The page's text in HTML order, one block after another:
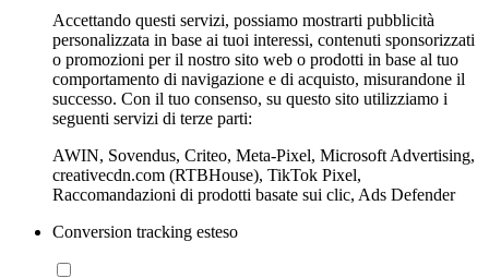
Accettando questi servizi, possiamo mostrarti pubblicità
personalizzata in base ai tuoi interessi, contenuti sponsorizzati
o promozioni per il nostro sito web o prodotti in base al tuo
comportamento di navigazione e di acquisto, misurandone il
successo. Con il tuo consenso, su questo sito utilizziamo i
seguenti servizi di terze parti:
AWIN, Sovendus, Criteo, Meta-Pixel, Microsoft Advertising,
creativecdn.com (RTBHouse), TikTok Pixel,
Raccomandazioni di prodotti basate sui clic, Ads Defender
Conversion tracking esteso